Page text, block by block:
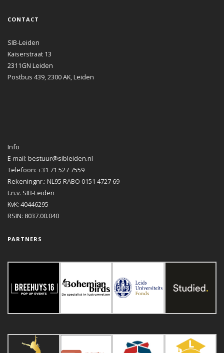
CONTACT
SIB-Leiden
Kaiserstraat 13
2311GN Leiden
Postbus 439, 2300 AK, Leiden
Info
E-mail: bestuur@sibleiden.nl
Telefoon: +31 71 527 7559
Rekeningnr.: NL95 RABO 0151 4727 69
t.n.v. SIB-Leiden
KvK: 40446295
RSIN: 8037.00.040
PARTNERS